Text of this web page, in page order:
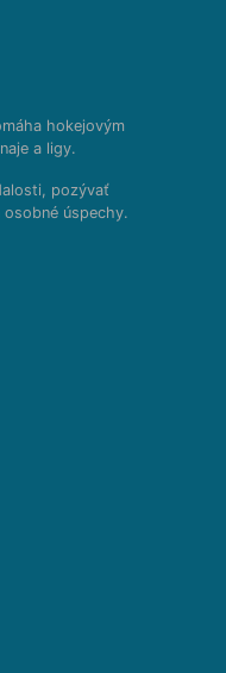
hokejovým
a ligy.
pozývať
úspechy.